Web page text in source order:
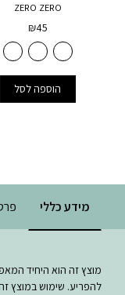
ZERO ZERO
₪45
הוספה לסל
מידע כללי
מוצץ זה הוא היחיד
להפריע. שימוש במוצץ